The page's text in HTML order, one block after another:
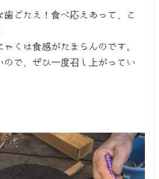
歯ごたえ！食べ応えあって、こ
くは食感がたまらんのです。
ので、ぜひ一度召し上がってい